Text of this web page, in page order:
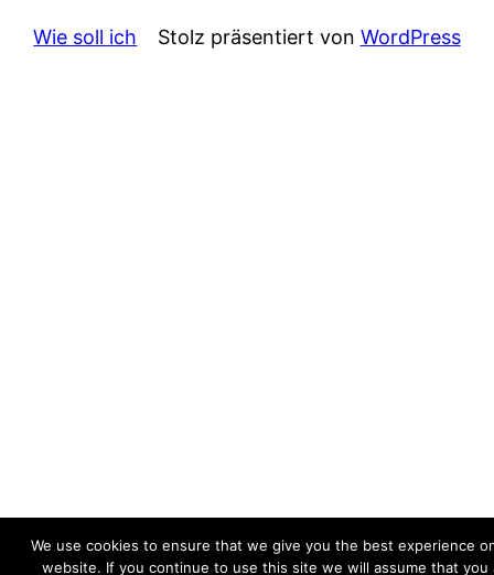
Wie soll ich Stolz präsentiert von WordPress
We use cookies to ensure that we give you the best experience
website. If you continue to use this site we will assume that you